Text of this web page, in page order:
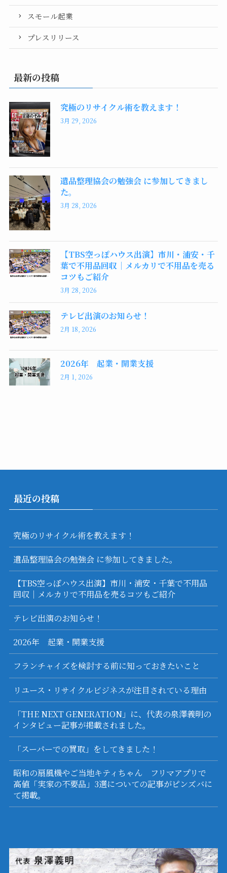
スモール起業
プレスリリース
最新の投稿
究極のリサイクル術を教えます！
3月 29, 2026
遺品整理協会の勉強会 に参加してきまし
た。
3月 28, 2026
【TBS空っぽハウス出演】市川・浦安・千
葉で不用品回収｜メルカリで不用品を売る
コツもご紹介
3月 28, 2026
テレビ出演のお知らせ！
2月 18, 2026
2026年 起業・開業支援
2月 1, 2026
最近の投稿
究極のリサイクル術を教えます！
遺品整理協会の勉強会 に参加してきました。
【TBS空っぽハウス出演】市川・浦安・千葉で不用品
回収｜メルカリで不用品を売るコツもご紹介
テレビ出演のお知らせ！
2026年 起業・開業支援
フランチャイズを検討する前に知っておきたいこと
リユース・リサイクルビジネスが注目されている理由
「THE NEXT GENERATION」に、代表の泉澤義明の
インタビュー記事が掲載されました。
「スーパーでの買取」をしてきました！
昭和の扇風機やご当地キティちゃん フリマアプリで
高値「実家の不要品」3選についての記事がピンズバに
て掲載。